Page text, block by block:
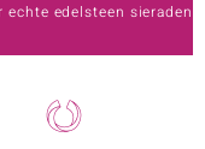
edelsteen sieraden